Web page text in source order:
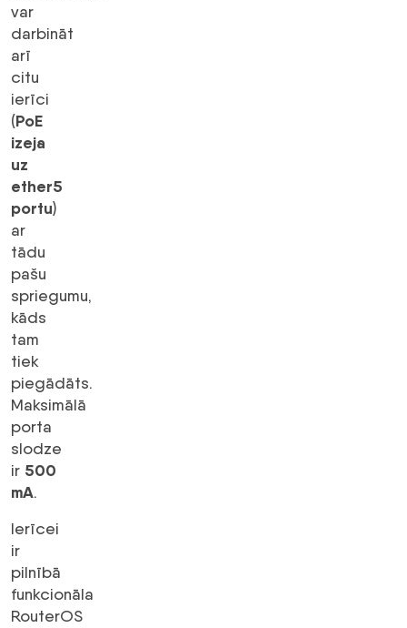
var
darbināt
arī
citu
ierīci
(PoE
izeja
uz
ether5
portu)
ar
tādu
pašu
spriegumu,
kāds
tam
tiek
piegādāts.
Maksimālā
porta
slodze
ir 500
mA.
Ierīcei
ir
pilnībā
funkcionāla
RouterOS